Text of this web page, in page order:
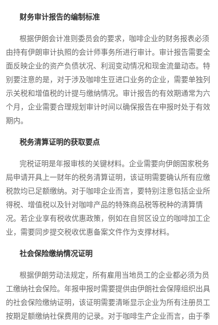
财务审计报告的编制标准
根据伊朗会计准则委员会的要求，咖啡企业的财务报表必须
由持有伊朗审计执照的会计师事务所进行审计。审计报告需要全
面反映企业的资产负债状况、利润变动情况和现金流量动态。特
别要注意的是，对于涉及咖啡生豆进口业务的企业，需要单独列
示关税和增值税的计提与缴纳情况。审计报告的有效期通常为六
个月，企业需要合理规划审计时间以确保报告在申报时处于有效
期内。
税务清算证明的获取要点
完税证明是年报审核的关键材料。企业需要向伊朗国家税务
局申请开具上一财年的税务清算证明，该证明需要确认所有应缴
税款均已足额缴纳。对于咖啡企业而言，要特别注意包括企业所
得税、增值税以及针对咖啡产品的特殊商品税等税种的清算情
况。若企业享有税收优惠政策，例如在自贸区设立的咖啡加工企
业，需要同步提交税收优惠备案文件作为支撑材料。
社会保险缴纳情况证明
根据伊朗劳动法规定，所有雇用当地员工的企业都必须为员
工缴纳社会保险。年报申报时需要提供由伊朗社会保障组织出具
的社会保险缴纳证明，该证明需要清晰显示企业为所有注册员工
按期足额缴纳社保费用的记录。对于咖啡生产企业而言，由于季